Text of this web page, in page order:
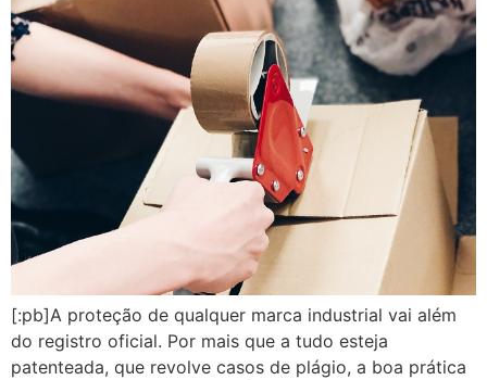
[:pb]A proteção de qualquer marca industrial vai além
do registro oficial. Por mais que a tudo esteja
patenteada, que revolve casos de plágio, a boa prática